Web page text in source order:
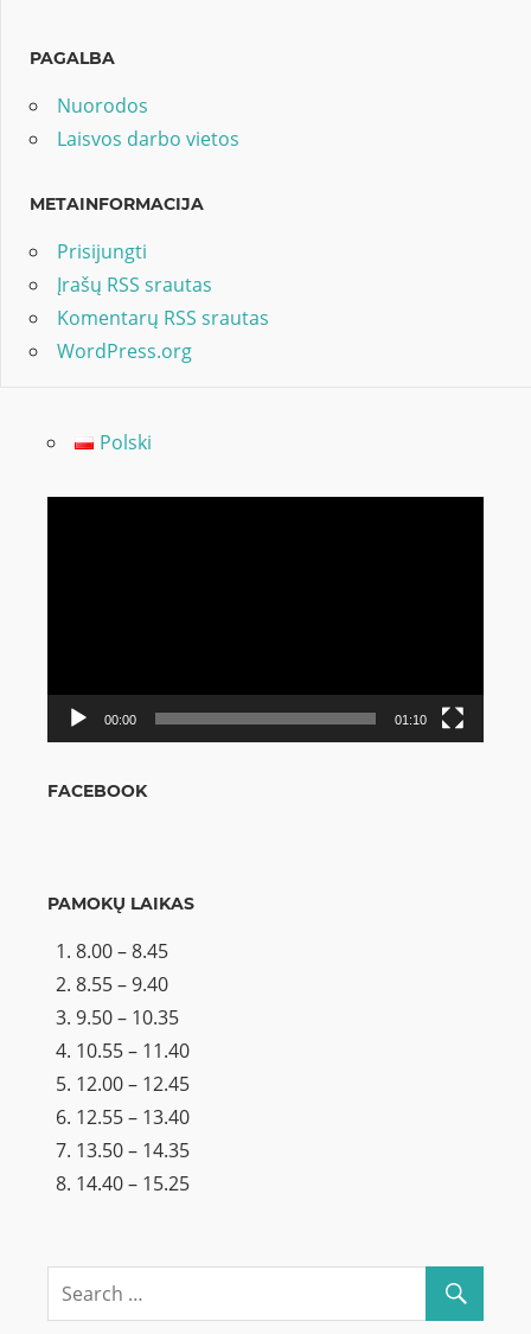
PAGALBA
Nuorodos
Laisvos darbo vietos
METAINFORMACIJA
Prisijungti
Įrašų RSS srautas
Komentarų RSS srautas
WordPress.org
Polski
00:00 01:10
FACEBOOK
PAMOKŲ LAIKAS
8.00 – 8.45
8.55 – 9.40
9.50 – 10.35
10.55 – 11.40
12.00 – 12.45
12.55 – 13.40
13.50 – 14.35
14.40 – 15.25